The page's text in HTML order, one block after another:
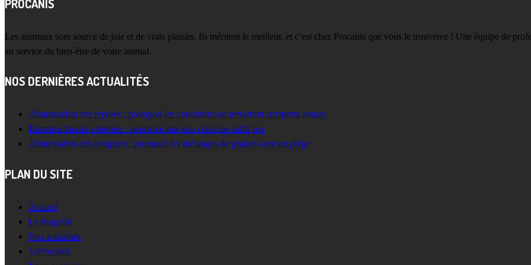
PROCANIS
Les animaux sont source de joie et de vrais plaisirs. Ils méritent le meilleur, et c’est chez Procanis que vous le trouverez ! Une équipe de
au service du bien-être de votre animal.
NOS DERNIÈRES ACTUALITÉS
Alimentation des reptiles : pourquoi les conditions du terrarium comptent autant
Entretien bassin extérieur : pourquoi une eau claire ne suffit pas
Alimentation des rongeurs : pourquoi les mélanges de graines sont un piège
PLAN DU SITE
Accueil
Le magasin
Nos actualités
VIProcanis